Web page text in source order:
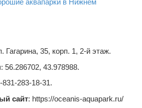
Гагарина, 35, корп. 1, 2-й этаж.
: 56.286702, 43.978988.
831-283-18-31.
сайт: https://oceanis-aquapark.ru/